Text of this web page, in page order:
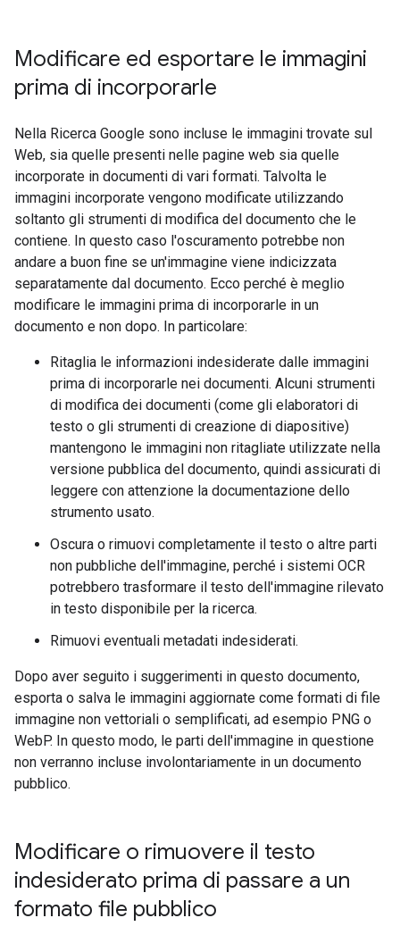
Modificare ed esportare le immagini
prima di incorporarle
Nella Ricerca Google sono incluse le immagini trovate sul
Web, sia quelle presenti nelle pagine web sia quelle
incorporate in documenti di vari formati. Talvolta le
immagini incorporate vengono modificate utilizzando
soltanto gli strumenti di modifica del documento che le
contiene. In questo caso l'oscuramento potrebbe non
andare a buon fine se un'immagine viene indicizzata
separatamente dal documento. Ecco perché è meglio
modificare le immagini prima di incorporarle in un
documento e non dopo. In particolare:
Ritaglia le informazioni indesiderate dalle immagini
prima di incorporarle nei documenti. Alcuni strumenti
di modifica dei documenti (come gli elaboratori di
testo o gli strumenti di creazione di diapositive)
mantengono le immagini non ritagliate utilizzate nella
versione pubblica del documento, quindi assicurati di
leggere con attenzione la documentazione dello
strumento usato.
Oscura o rimuovi completamente il testo o altre parti
non pubbliche dell'immagine, perché i sistemi OCR
potrebbero trasformare il testo dell'immagine rilevato
in testo disponibile per la ricerca.
Rimuovi eventuali metadati indesiderati.
Dopo aver seguito i suggerimenti in questo documento,
esporta o salva le immagini aggiornate come formati di file
immagine non vettoriali o semplificati, ad esempio PNG o
WebP. In questo modo, le parti dell'immagine in questione
non verranno incluse involontariamente in un documento
pubblico.
Modificare o rimuovere il testo
indesiderato prima di passare a un
formato file pubblico